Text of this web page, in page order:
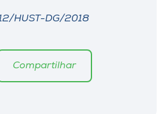
HUST-DG/2018
Compartilhar